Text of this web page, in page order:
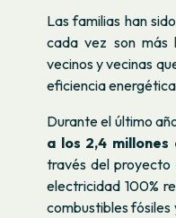
Las familias han
cada vez son más
vecinos y vecinas
eficiencia
Durante el último
a los 2,4 millones
través del proyecto
electricidad 100%
combustibles